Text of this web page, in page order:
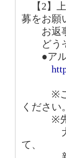
【2】上
募をお願
お返事
どうぞ
●アル
※ご質
ください。
※先着
犬の性
て、